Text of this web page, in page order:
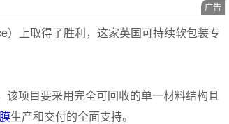
上取得了胜利，这家英国可持续软包装专
项目要采用完全可回收的单一材料结构且
生产和交付的全面支持。